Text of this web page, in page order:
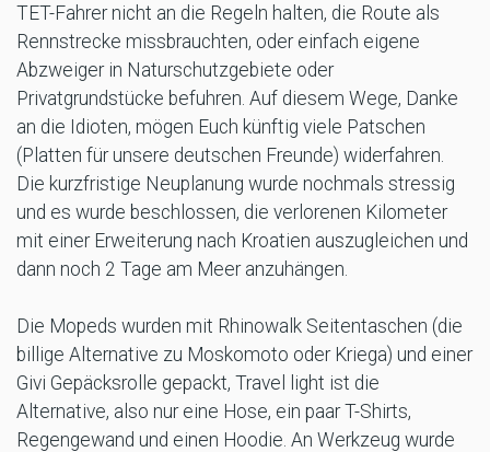
TET-Fahrer nicht an die Regeln halten, die Route als
Rennstrecke missbrauchten, oder einfach eigene
Abzweiger in Naturschutzgebiete oder
Privatgrundstücke befuhren. Auf diesem Wege, Danke
an die Idioten, mögen Euch künftig viele Patschen
(Platten für unsere deutschen Freunde) widerfahren.
Die kurzfristige Neuplanung wurde nochmals stressig
und es wurde beschlossen, die verlorenen Kilometer
mit einer Erweiterung nach Kroatien auszugleichen und
dann noch 2 Tage am Meer anzuhängen.
Die Mopeds wurden mit Rhinowalk Seitentaschen (die
billige Alternative zu Moskomoto oder Kriega) und einer
Givi Gepäcksrolle gepackt, Travel light ist die
Alternative, also nur eine Hose, ein paar T-Shirts,
Regengewand und einen Hoodie. An Werkzeug wurde